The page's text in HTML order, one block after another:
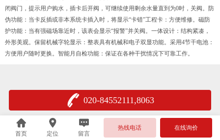
闭阀门，提示用户购水，插卡后开阀，可继续使用剩余水量直到为0时，关阀。防
伪功能：当卡反插或非本系统卡插入时，将显示“卡错”工程卡：方便维修。磁防
护功能：当有强磁场靠近时，该表会显示“报警”并关阀。一体设计：结构紧凑，
外形美观。保留机械字轮显示：整表具有机械和电子双显功能。采用4节干电池：
方便用户随时更换。智能月自检功能：保证在各种干扰情况下可靠工作。
020-84552111,8063
首页 定位 留言
热线电话 在线询价